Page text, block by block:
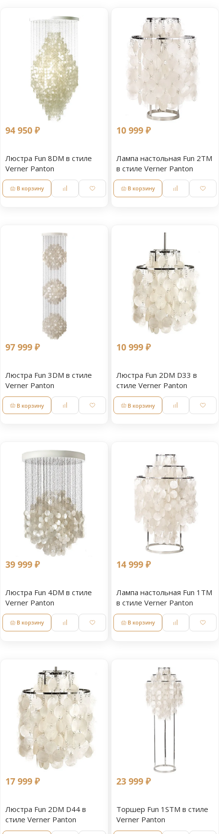
94 950 ₽
Люстра Fun 8DM в стиле
Verner Panton
В корзину
10 999 ₽
Лампа настольная Fun 2TM
в стиле Verner Panton
В корзину
97 999 ₽
Люстра Fun 3DM в стиле
Verner Panton
В корзину
10 999 ₽
Люстра Fun 2DM D33 в
стиле Verner Panton
В корзину
39 999 ₽
Люстра Fun 4DM в стиле
Verner Panton
В корзину
14 999 ₽
Лампа настольная Fun 1TM
в стиле Verner Panton
В корзину
17 999 ₽
Люстра Fun 2DM D44 в
стиле Verner Panton
23 999 ₽
Торшер Fun 1STM в стиле
Verner Panton